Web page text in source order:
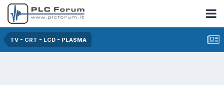
TV - CRT - LCD - PLASMA